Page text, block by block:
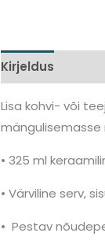
Kirjeldus
Lisa kohvi- või
• 325 ml
• Värviline serv,
• Pestav